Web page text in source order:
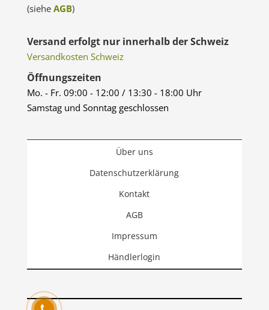
(siehe AGB)
Versand erfolgt nur innerhalb der Schweiz
Versandkosten Schweiz
Öffnungszeiten
Mo. - Fr. 09:00 - 12:00 / 13:30 - 18:00 Uhr
Samstag und Sonntag geschlossen
Über uns
Datenschutzerklärung
Kontakt
AGB
Impressum
Händlerlogin